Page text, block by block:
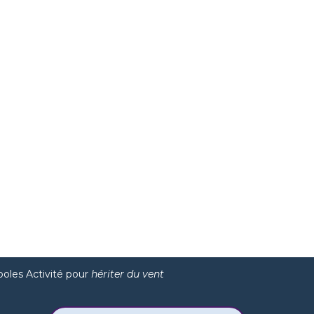
Activité pour hériter du vent